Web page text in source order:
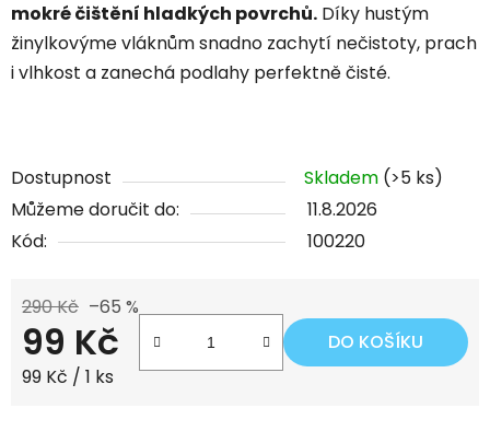
mokré čištění hladkých povrchů. Díky hustým
žinylkovýme vláknům snadno zachytí nečistoty, prach
i vlhkost a zanechá podlahy perfektně čisté.
Dostupnost Skladem (>5 ks)
Můžeme doručit do:
11.8.2026
Kód:
100220
290 Kč –65 %
99 Kč
Měrná cena:
99 Kč / 1 ks
DO KOŠÍKU